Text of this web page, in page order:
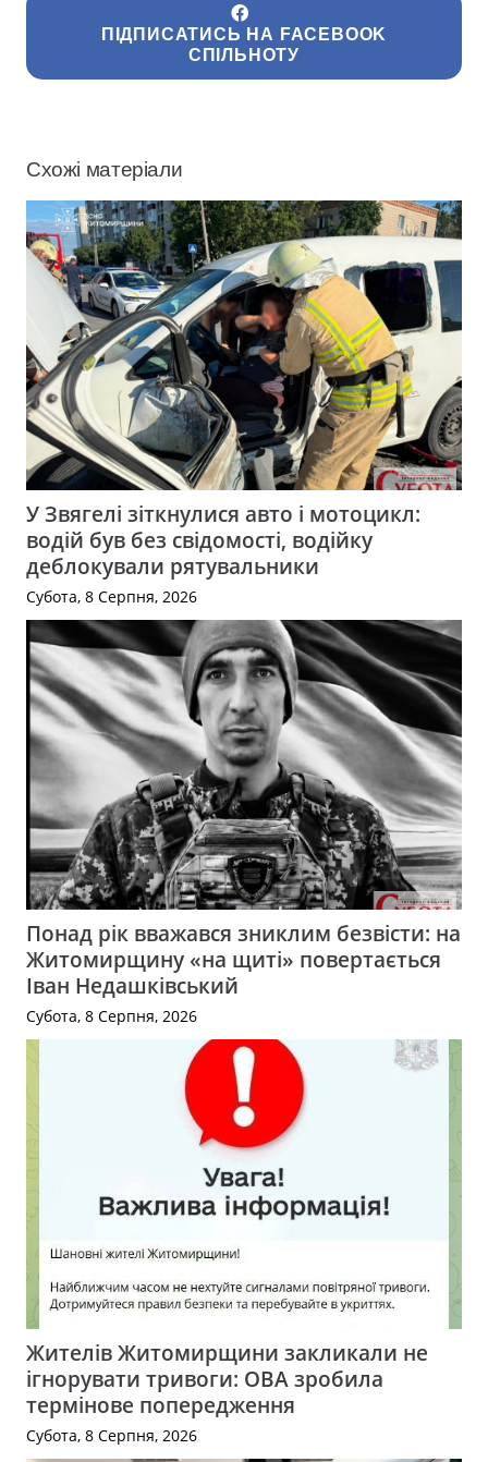
ПІДПИСАТИСЬ НА FACEBOOK
СПІЛЬНОТУ
Схожі матеріали
У Звягелі зіткнулися авто і мотоцикл:
водій був без свідомості, водійку
деблокували рятувальники
Субота, 8 Серпня, 2026
Понад рік вважався зниклим безвісти: на
Житомирщину «на щиті» повертається
Іван Недашківський
Субота, 8 Серпня, 2026
Жителів Житомирщини закликали не
ігнорувати тривоги: ОВА зробила
термінове попередження
Субота, 8 Серпня, 2026